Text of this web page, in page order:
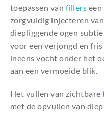
toepassen van fillers
zorgvuldig injecteren
diepliggende ogen
voor een verjongd en
ineens vocht onder het
aan een vermoeide blik.
Het vullen van zichtbare
met de opvullen van